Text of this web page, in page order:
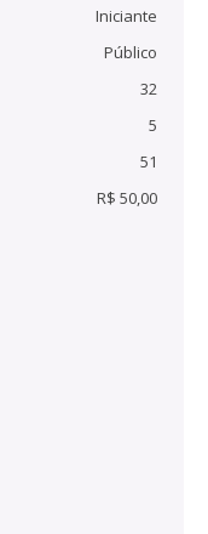
Iniciante
Público
32
5
51
R$ 50,00